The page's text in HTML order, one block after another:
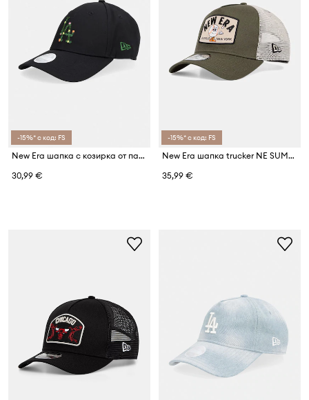
-15%* с код: FS
New Era шапка с козирка от памук FLORAL INFILL 940 LA DODGERS
30,99 €
-15%* с код: FS
New Era шапка trucker NE SUMMER PATCH TRUCKER
35,99 €